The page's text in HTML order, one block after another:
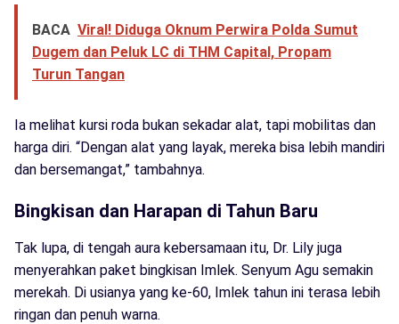
BACA Viral! Diduga Oknum Perwira Polda Sumut
Dugem dan Peluk LC di THM Capital, Propam
Turun Tangan
Ia melihat kursi roda bukan sekadar alat, tapi mobilitas dan
harga diri. “Dengan alat yang layak, mereka bisa lebih mandiri
dan bersemangat,” tambahnya.
Bingkisan dan Harapan di Tahun Baru
Tak lupa, di tengah aura kebersamaan itu, Dr. Lily juga
menyerahkan paket bingkisan Imlek. Senyum Agu semakin
merekah. Di usianya yang ke-60, Imlek tahun ini terasa lebih
ringan dan penuh warna.